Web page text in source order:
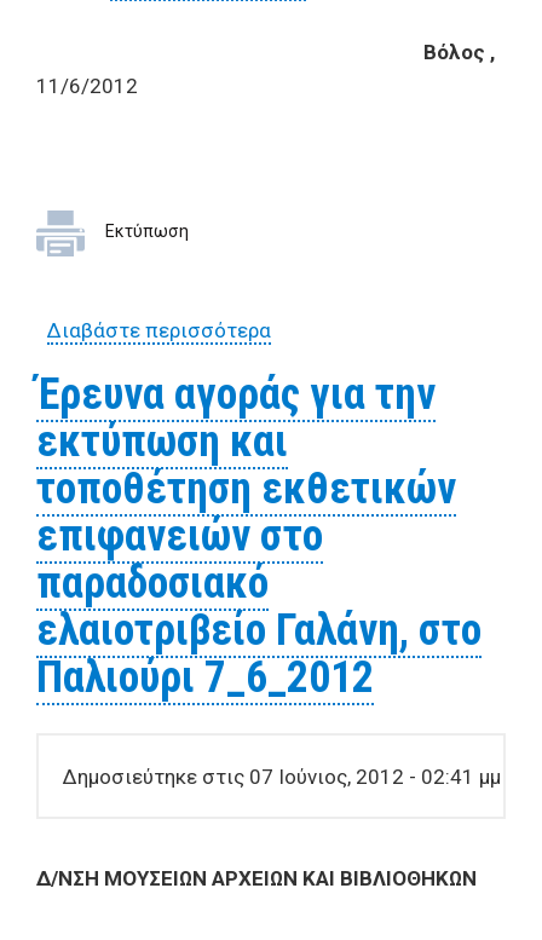
Bόλος ,
11/6/2012
Εκτύπωση
Διαβάστε περισσότεραγια Έρευνα αγοράς για την
αντιπροσώπων ενόψει των
βουλευτικών εκλογών της
17/6/2012 11_6_2012
Έρευνα αγοράς για την
εκτύπωση και
τοποθέτηση εκθετικών
επιφανειών στο
παραδοσιακό
ελαιοτριβείο Γαλάνη, στο
Παλιούρι 7_6_2012
Δημοσιεύτηκε στις 07 Ιούνιος, 2012 - 02:41 μμ
Δ/ΝΣΗ ΜΟΥΣΕΙΩΝ ΑΡΧΕΙΩΝ ΚΑΙ ΒΙΒΛΙΟΘΗΚΩΝ